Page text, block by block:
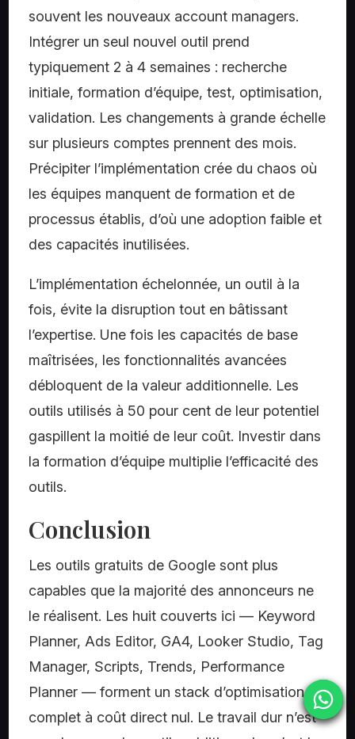
souvent les nouveaux account managers.
Intégrer un seul nouvel outil prend
typiquement 2 à 4 semaines : recherche
initiale, formation d’équipe, test, optimisation,
validation. Les changements à grande échelle
sur plusieurs comptes prennent des mois.
Précipiter l’implémentation crée du chaos où
les équipes manquent de formation et de
processus établis, d’où une adoption faible et
des capacités inutilisées.
L’implémentation échelonnée, un outil à la
fois, évite la disruption tout en bâtissant
l’expertise. Une fois les capacités de base
maîtrisées, les fonctionnalités avancées
débloquent de la valeur additionnelle. Les
outils utilisés à 50 pour cent de leur potentiel
gaspillent la moitié de leur coût. Investir dans
la formation d’équipe multiplie l’efficacité des
outils.
Conclusion
Les outils gratuits de Google sont plus
capables que la majorité des annonceurs ne
le réalisent. Les huit couverts ici — Keyword
Planner, Ads Editor, GA4, Looker Studio, Tag
Manager, Scripts, Trends, Performance
Planner — forment un stack d’optimisation
complet à coût direct nul. Le travail dur n’est